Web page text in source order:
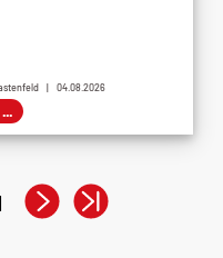
| 04.08.2026